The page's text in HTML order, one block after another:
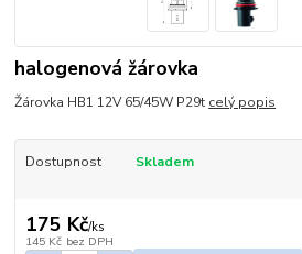
halogenová žárovka
Žárovka HB1 12V 65/45W P29t celý popis
Dostupnost Skladem
175 Kč/ks
145 Kč bez DPH